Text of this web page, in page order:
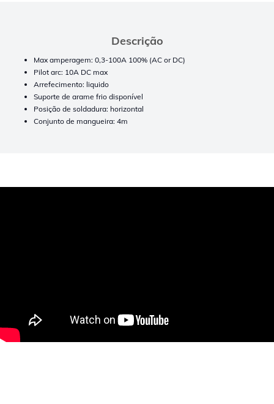
Descrição
Max amperagem: 0,3-100A 100% (AC or DC)
Pilot arc: 10A DC max
Arrefecimento: liquido
Suporte de arame frio disponível
Posição de soldadura: horizontal
Conjunto de mangueira: 4m